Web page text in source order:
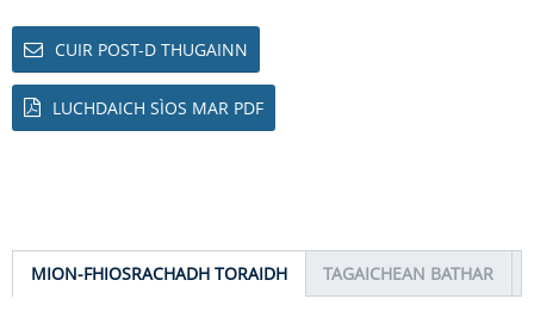
CUIR POST-D THUGAINN
LUCHDAICH SÌOS MAR PDF
MION-FHIOSRACHADH TORAIDH TAGAICHEAN BATHAR